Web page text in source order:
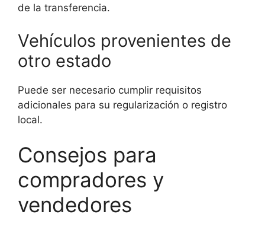
de la transferencia.
Vehículos provenientes de
otro estado
Puede ser necesario cumplir requisitos
adicionales para su regularización o registro
local.
Consejos para
compradores y
vendedores